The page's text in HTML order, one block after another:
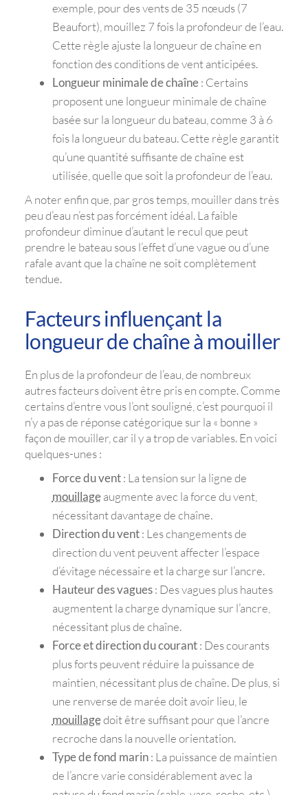
exemple, pour des vents de 35 nœuds (7
Beaufort), mouillez 7 fois la profondeur de l’eau.
Cette règle ajuste la longueur de chaîne en
fonction des conditions de vent anticipées.
Longueur minimale de chaîne: Certains
proposent une longueur minimale de chaîne
basée sur la longueur du bateau, comme 3 à 6
fois la longueur du bateau. Cette règle garantit
qu’une quantité suffisante de chaîne est
utilisée, quelle que soit la profondeur de l’eau.
A noter enfin que, par gros temps, mouiller dans très
peu d’eau n’est pas forcément idéal. La faible
profondeur diminue d’autant le recul que peut
prendre le bateau sous l’effet d’une vague ou d’une
rafale avant que la chaîne ne soit complètement
tendue.
Facteurs influençant la
longueur de chaîne à mouiller
En plus de la profondeur de l’eau, de nombreux
autres facteurs doivent être pris en compte. Comme
certains d’entre vous l’ont souligné, c’est pourquoi il
n’y a pas de réponse catégorique sur la « bonne »
façon de mouiller, car il y a trop de variables. En voici
quelques-unes :
Force du vent: La tension sur la ligne de
mouillageaugmente avec la force du vent,
nécessitant davantage de chaîne.
Direction du vent: Les changements de
direction du vent peuvent affecter l’espace
d’évitage nécessaire et la charge sur l’ancre.
Hauteur des vagues: Des vagues plus hautes
augmentent la charge dynamique sur l’ancre,
nécessitant plus de chaîne.
Force et direction du courant: Des courants
plus forts peuvent réduire la puissance de
maintien, nécessitant plus de chaîne. De plus, si
une renverse de marée doit avoir lieu, le
mouillagedoit être suffisant pour que l’ancre
recroche dans la nouvelle orientation.
Type de fond marin: La puissance de maintien
de l’ancre varie considérablement avec la